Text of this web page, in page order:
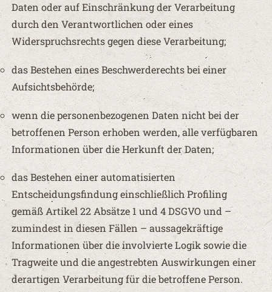
Daten oder auf Einschränkung der Verarbeitung
durch den Verantwortlichen oder eines
Widerspruchsrechts gegen diese Verarbeitung;
das Bestehen eines Beschwerderechts bei einer
Aufsichtsbehörde;
wenn die personenbezogenen Daten nicht bei der
betroffenen Person erhoben werden, alle verfügbaren
Informationen über die Herkunft der Daten;
das Bestehen einer automatisierten
Entscheidungsfindung einschließlich Profiling
gemäß Artikel 22 Absätze 1 und 4 DSGVO und –
zumindest in diesen Fällen – aussagekräftige
Informationen über die involvierte Logik sowie die
Tragweite und die angestrebten Auswirkungen einer
derartigen Verarbeitung für die betroffene Person.